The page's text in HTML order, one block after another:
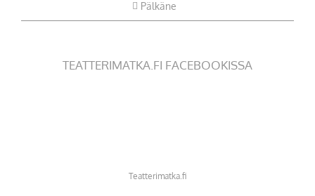
Pälkäne
TEATTERIMATKA.FI FACEBOOKISSA
Teatterimatka.fi